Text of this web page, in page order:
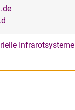
Infrarotsysteme